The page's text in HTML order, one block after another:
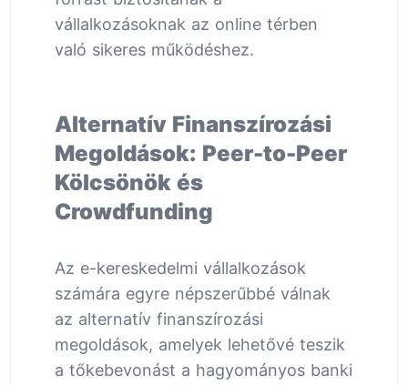
vállalkozásoknak az online térben
való sikeres működéshez.
Alternatív Finanszírozási
Megoldások: Peer-to-Peer
Kölcsönök és
Crowdfunding
Az e-kereskedelmi vállalkozások
számára egyre népszerűbbé válnak
az alternatív finanszírozási
megoldások, amelyek lehetővé teszik
a tőkebevonást a hagyományos banki